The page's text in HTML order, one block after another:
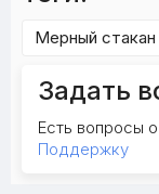
Мерный
Задать
Есть вопросы
Поддержку